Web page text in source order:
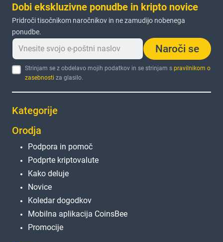
Dobi ekskluzivne ponudbe in kripto novice
Pridroči tisočnikom naročnikov in ne zamudijo nobenega
ponudbe.
Naroči se
Strinjam se z obdelavo mojih podatkov in se strinjam spravilnikom o
zasebnosti za glasilo.
Kategorije
Orodja
Podpora in pomoč
Podprte kriptovalute
Kako deluje
Novice
Koledar dogodkov
Mobilna aplikacija CoinsBee
Promocije